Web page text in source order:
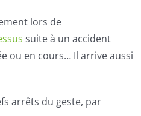
lors de
suite à un accident
ou en cours… Il arrive aussi
arrêts du geste, par